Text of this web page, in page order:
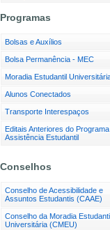
Programas
Bolsas e Auxílios
Bolsa Permanência - MEC
Moradia Estudantil
Alunos Conectados
Transporte Interespaços
Editais Anteriores do
Assistência Estudantil
Conselhos
Conselho de Acessibilidade e
Assuntos Estudantis (CAAE)
Conselho da Moradia Estudantil
Universitária (CMEU)